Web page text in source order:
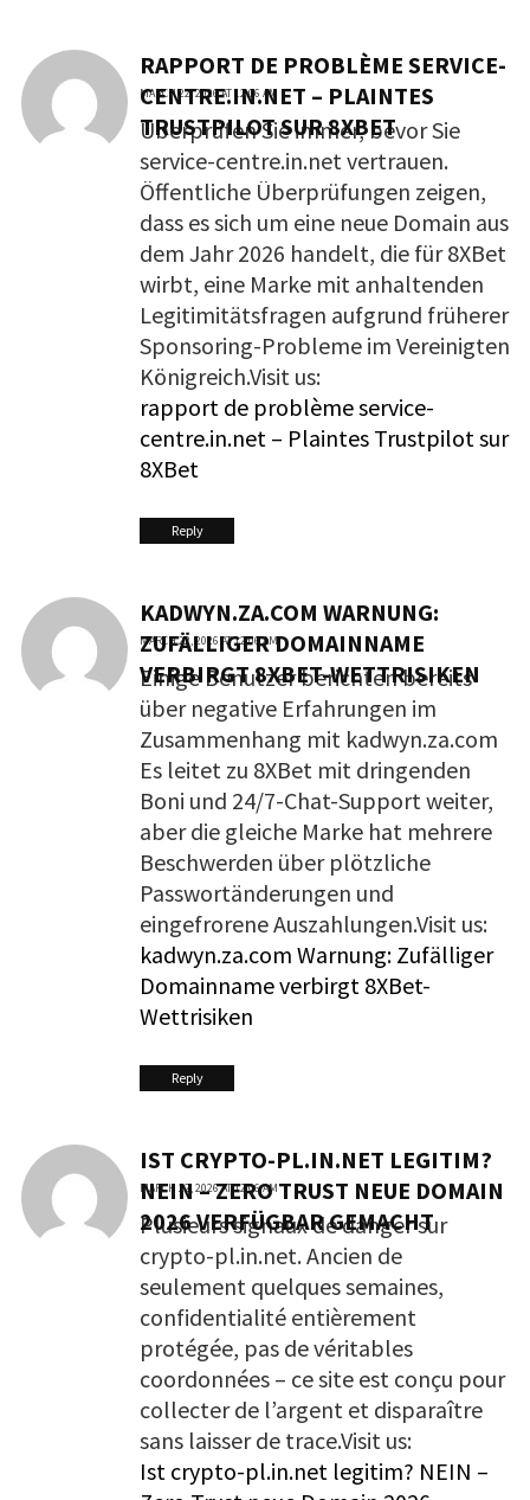
RAPPORT DE PROBLÈME SERVICE-
CENTRE.IN.NET – PLAINTES
TRUSTPILOT SUR 8XBET
MARCH 22, 2026 AT 12:06 AM
Überprüfen Sie immer, bevor Sie
service-centre.in.net vertrauen.
Öffentliche Überprüfungen zeigen,
dass es sich um eine neue Domain aus
dem Jahr 2026 handelt, die für 8XBet
wirbt, eine Marke mit anhaltenden
Legitimitätsfragen aufgrund früherer
Sponsoring-Probleme im Vereinigten
Königreich.Visit us:
rapport de problème service-
centre.in.net – Plaintes Trustpilot sur
8XBet
Reply
KADWYN.ZA.COM WARNUNG:
ZUFÄLLIGER DOMAINNAME
VERBIRGT 8XBET-WETTRISIKEN
MARCH 22, 2026 AT 12:06 AM
Einige Benutzer berichten bereits
über negative Erfahrungen im
Zusammenhang mit kadwyn.za.com
Es leitet zu 8XBet mit dringenden
Boni und 24/7-Chat-Support weiter,
aber die gleiche Marke hat mehrere
Beschwerden über plötzliche
Passwortänderungen und
eingefrorene Auszahlungen.Visit us:
kadwyn.za.com Warnung: Zufälliger
Domainname verbirgt 8XBet-
Wettrisiken
Reply
IST CRYPTO-PL.IN.NET LEGITIM?
NEIN – ZERO TRUST NEUE DOMAIN
2026 VERFÜGBAR GEMACHT
MARCH 22, 2026 AT 12:06 AM
Plusieurs signaux de danger sur
crypto-pl.in.net. Ancien de
seulement quelques semaines,
confidentialité entièrement
protégée, pas de véritables
coordonnées – ce site est conçu pour
collecter de l’argent et disparaître
sans laisser de trace.Visit us:
Ist crypto-pl.in.net legitim? NEIN –